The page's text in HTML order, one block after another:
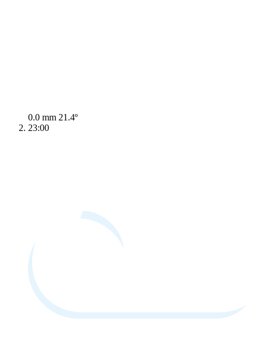
0.0 mm 21.4º
23:00